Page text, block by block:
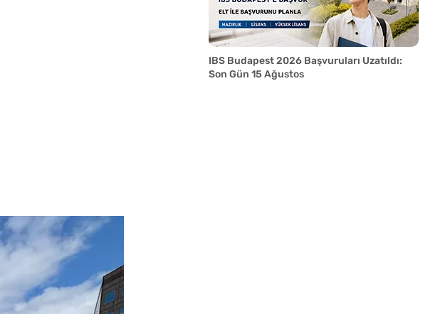
IBS Budapest 2026 Başvuruları Uzatıldı:
Son Gün 15 Ağustos